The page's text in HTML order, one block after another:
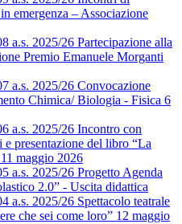
emergenza – Associazione
a.s. 2025/26 Partecipazione alla
Premio Emanuele Morganti
a.s. 2025/26 Convocazione
Chimica/ Biologia - Fisica 6
a.s. 2025/26 Incontro con
presentazione del libro “La
maggio 2026
a.s. 2025/26 Progetto Agenda
2.0” - Uscita didattica
a.s. 2025/26 Spettacolo teatrale
che sei come loro” 12 maggio